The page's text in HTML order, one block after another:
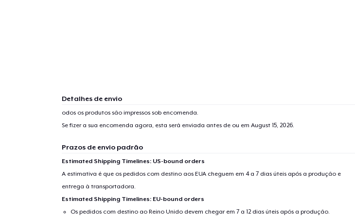
Detalhes de envio
odos os produtos são impressos sob encomenda.
Se fizer a sua encomenda agora, esta será enviada antes de ou em August 15, 2026.
Prazos de envio padrão
Estimated Shipping Timelines: US-bound orders
A estimativa é que os pedidos com destino aos EUA cheguem em 4 a 7 dias úteis após a produção e
entrega à transportadora.
Estimated Shipping Timelines: EU-bound orders
Os pedidos com destino ao Reino Unido devem chegar em 7 a 12 dias úteis após a produção.